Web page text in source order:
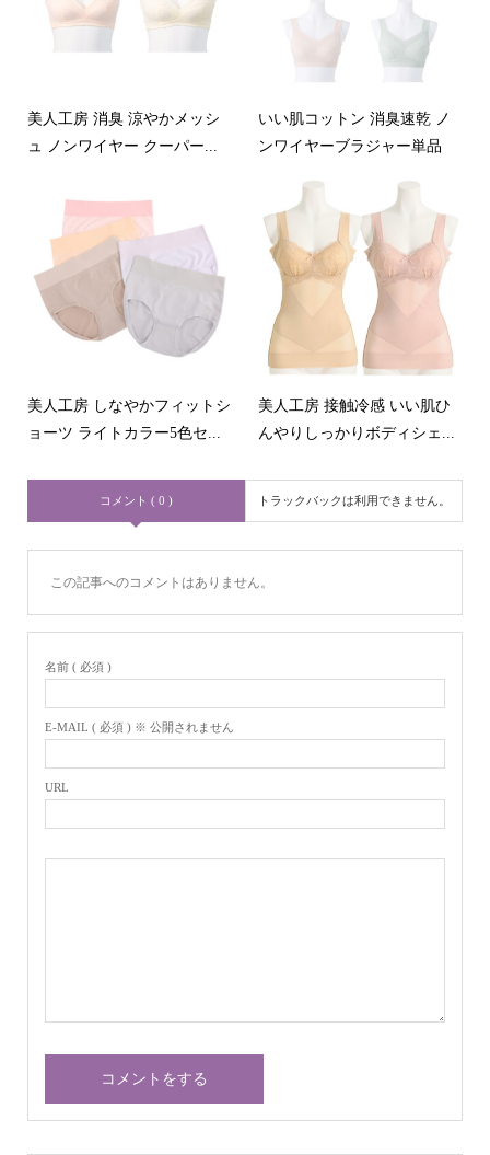
美人工房 消臭 涼やかメッシ
ュ ノンワイヤー クーパー...
いい肌コットン 消臭速乾 ノ
ンワイヤーブラジャー単品
美人工房 しなやかフィットシ
ョーツ ライトカラー5色セ...
美人工房 接触冷感 いい肌ひ
んやりしっかりボディシェ...
コメント ( 0 ) トラックバックは利用できません。
この記事へのコメントはありません。
名前 ( 必須 )
E-MAIL ( 必須 ) ※ 公開されません
URL